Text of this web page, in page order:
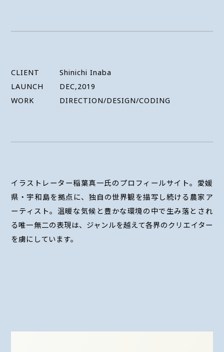
CLIENT
LAUNCH
WORK
Shinichi Inaba
DEC,2019
DIRECTION/DESIGN/CODING
イラストレーター稲葉真一氏のプロフィールサイト。愛媛
県・宇和島を拠点に、独自の世界観を描写し続ける農家ア
ーティスト。温暖な気候と豊かな環境の中で生み落とされ
る唯一無二の表現は、ジャンルを越えて各界のクリエイター
を虜にしています。